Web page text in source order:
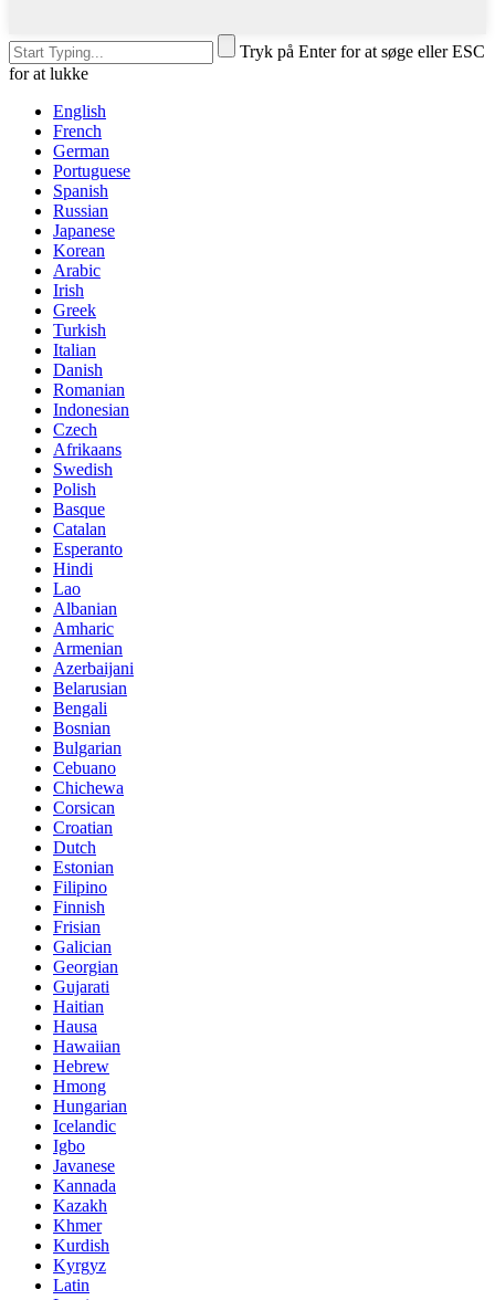
Tryk på Enter for at søge eller ESC
for at lukke
English
French
German
Portuguese
Spanish
Russian
Japanese
Korean
Arabic
Irish
Greek
Turkish
Italian
Danish
Romanian
Indonesian
Czech
Afrikaans
Swedish
Polish
Basque
Catalan
Esperanto
Hindi
Lao
Albanian
Amharic
Armenian
Azerbaijani
Belarusian
Bengali
Bosnian
Bulgarian
Cebuano
Chichewa
Corsican
Croatian
Dutch
Estonian
Filipino
Finnish
Frisian
Galician
Georgian
Gujarati
Haitian
Hausa
Hawaiian
Hebrew
Hmong
Hungarian
Icelandic
Igbo
Javanese
Kannada
Kazakh
Khmer
Kurdish
Kyrgyz
Latin